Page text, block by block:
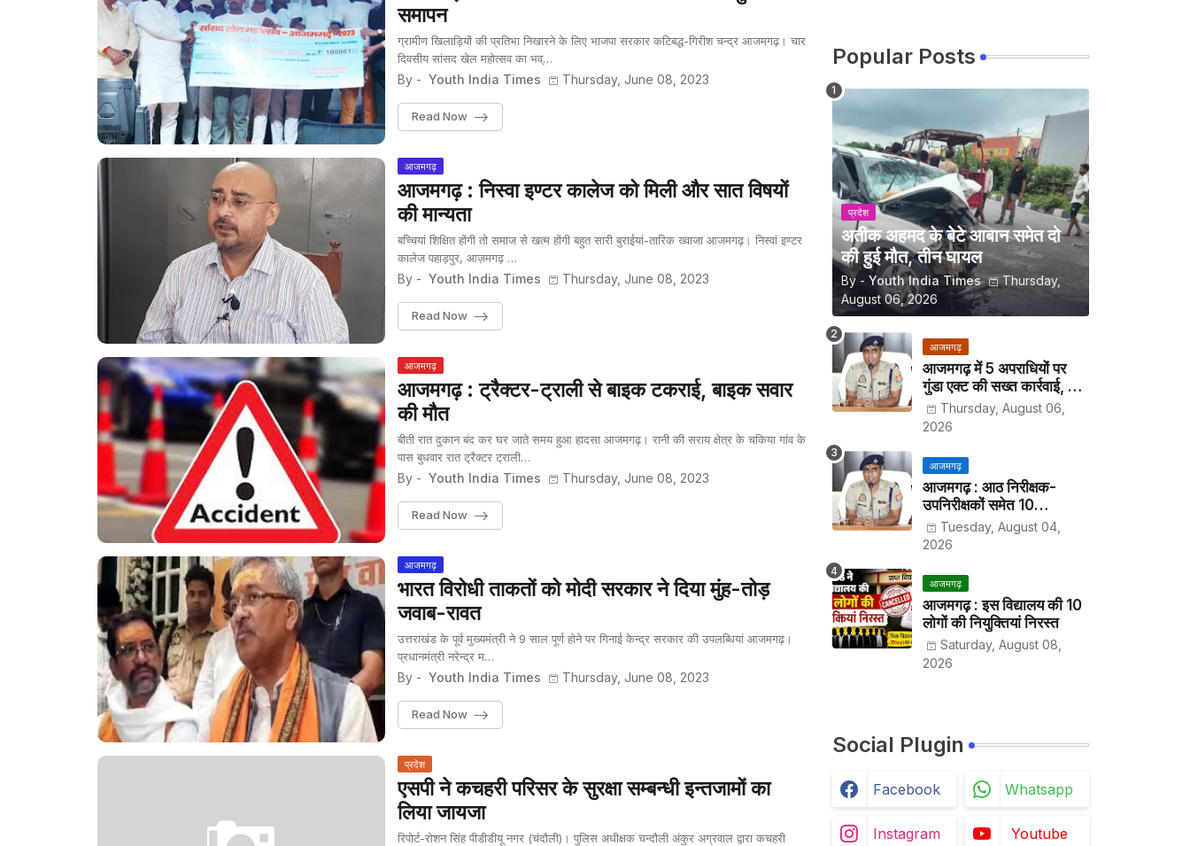
समापन
ग्रामीण खिलाड़ियों की प्रतिभा निखारने के लिए भाजपा सरकार कटिबद्ध-गिरीश चन्द्र आजमगढ़। चार
दिवसीय सांसद खेल महोत्सव का भव्…
By - Youth India Times Thursday, June 08, 2023
Read Now
आजमगढ़
आजमगढ़ : निस्वा इण्टर कालेज को मिली और सात विषयों
की मान्यता
बच्चियां शिक्षित होंगी तो समाज से खत्म होंगी बहुत सारी बुराईयां-तारिक ख्वाजा आजमगढ़। निस्वां इण्टर
कालेज पहाड़पुर, आज़मगढ़ …
By - Youth India Times Thursday, June 08, 2023
Read Now
आजमगढ़
आजमगढ़ : ट्रैक्टर-ट्राली से बाइक टकराई, बाइक सवार
की मौत
बीती रात दुकान बंद कर घर जाते समय हुआ हादसा आजमगढ़। रानी की सराय क्षेत्र के चकिया गांव के
पास बुधवार रात ट्रैक्टर ट्राली…
By - Youth India Times Thursday, June 08, 2023
Read Now
आजमगढ़
भारत विरोधी ताकतों को मोदी सरकार ने दिया मुंह-तोड़
जवाब-रावत
उत्तराखंड के पूर्व मुख्यमंत्री ने 9 साल पूर्ण होने पर गिनाई केन्द्र सरकार की उपलब्धियां आजमगढ़।
प्रधानमंत्री नरेन्द्र म…
By - Youth India Times Thursday, June 08, 2023
Read Now
प्रदेश
एसपी ने कचहरी परिसर के सुरक्षा सम्बन्धी इन्तजामों का
लिया जायजा
रिपोर्ट-रोशन सिंह पीडीडीयू नगर (चंदौली)। पुलिस अधीक्षक चन्दौली अंकुर अग्रवाल द्वारा कचहरी
Popular Posts
प्रदेश
अतीक अहमद के बेटे आबान समेत दो
की हुई मौत, तीन घायल
By - Youth India Times
Thursday,
August 06, 2026
आजमगढ़
आजमगढ़ में 5 अपराधियों पर
गुंडा एक्ट की सख्त कार्रवाई, अब
हर पखवाड़े थाने में लगानी होगी
हाजिरी
Thursday, August 06,
2026
आजमगढ़
आजमगढ़ : आठ निरीक्षक-
उपनिरीक्षकों समेत 10
अधिकारियों के तबादले
Tuesday, August 04,
2026
आजमगढ़
आजमगढ़ : इस विद्यालय की 10
लोगों की नियुक्तियां निरस्त
Saturday, August 08,
2026
Social Plugin
Facebook Whatsapp
Instagram Youtube